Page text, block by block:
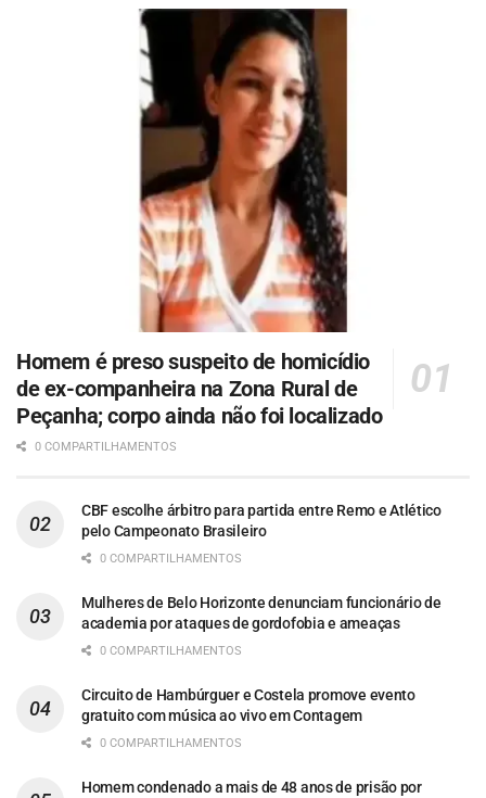
Homem é preso suspeito de homicídio
de ex-companheira na Zona Rural de
Peçanha; corpo ainda não foi localizado
0 COMPARTILHAMENTOS
CBF escolhe árbitro para partida entre Remo e Atlético
pelo Campeonato Brasileiro
0 COMPARTILHAMENTOS
Mulheres de Belo Horizonte denunciam funcionário de
academia por ataques de gordofobia e ameaças
0 COMPARTILHAMENTOS
Circuito de Hambúrguer e Costela promove evento
gratuito com música ao vivo em Contagem
0 COMPARTILHAMENTOS
Homem condenado a mais de 48 anos de prisão por